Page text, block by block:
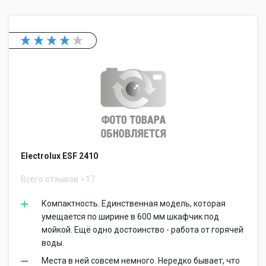
Electrolux ESF 2410
Всего отзывов 17
Компактность. Единственная модель, которая
умещается по ширине в 600 мм шкафчик под
мойкой. Ещё одно достоинство - работа от горячей
воды.
Места в ней совсем немного. Нередко бывает, что